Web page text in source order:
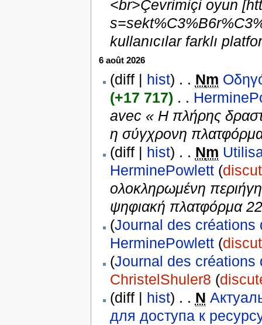
<br>Çevrimiçi oyun
kullanıcılar farklı
6 août 2026
(diff | hist) . . Nm
(+17 717) . .
avec « Η πλήρης
η σύγχρονη
(diff | hist) . . Nm
HerminePowlett (
ολοκληρωμένη
ψηφιακή πλατφόρμα
(Journal des créations
HerminePowlett (
(Journal des créations
ChristelShuler8 (
(diff | hist) . . N
для доступа к